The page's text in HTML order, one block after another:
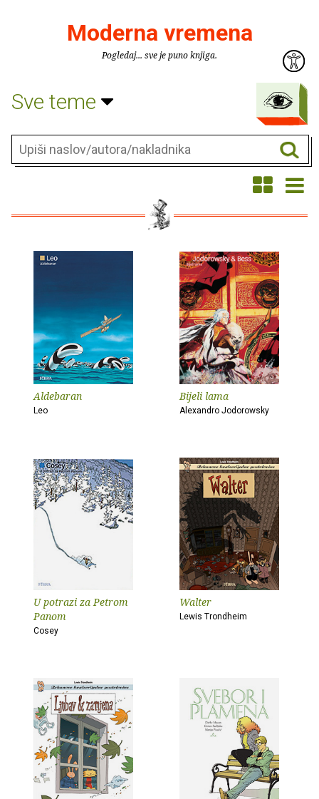
Moderna vremena
Pogledaj... sve je puno knjiga.
Sve teme
Aldebaran
Leo
Bijeli lama
Alexandro Jodorowsky
U potrazi za Petrom
Panom
Cosey
Walter
Lewis Trondheim